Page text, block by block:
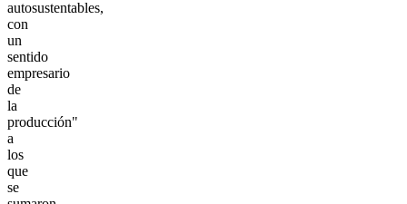
autosustentables,
con
un
sentido
empresario
de
la
producción"
a
los
que
se